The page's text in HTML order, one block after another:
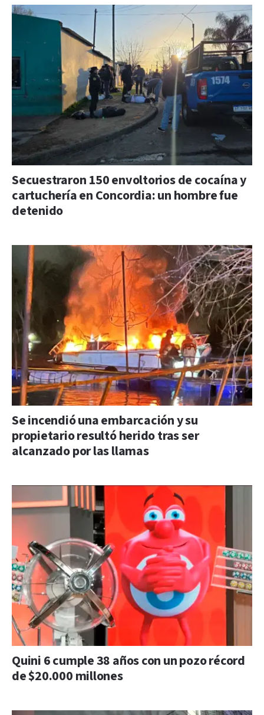
Secuestraron 150 envoltorios de cocaína y
cartuchería en Concordia: un hombre fue
detenido
Se incendió una embarcación y su
propietario resultó herido tras ser
alcanzado por las llamas
Quini 6 cumple 38 años con un pozo récord
de $20.000 millones